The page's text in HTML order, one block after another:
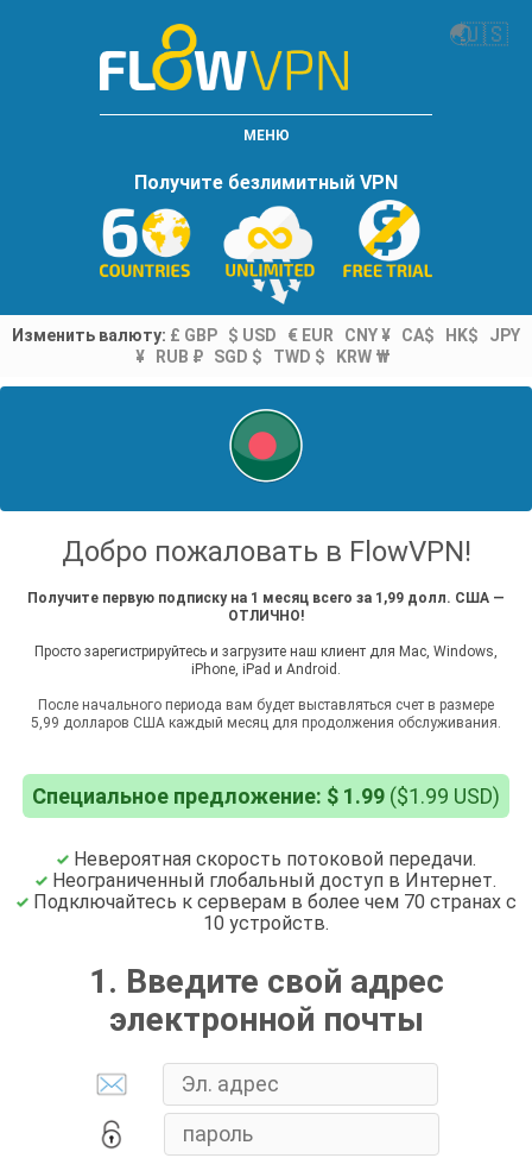
🌏🇺🇸
МЕНЮ
Получите безлимитный VPN
Изменить валюту: £ GBP $ USD € EUR CNY ¥ CA$ HK$
JPY
¥
RUB ₽ SGD $ TWD $ KRW ₩
Добро пожаловать в FlowVPN!
Получите первую подписку на 1 месяц всего за 1,99 долл. США —
ОТЛИЧНО!
Просто зарегистрируйтесь и загрузите наш клиент для Mac, Windows,
iPhone, iPad и Android.
После начального периода вам будет выставляться счет в размере
5,99 долларов США каждый месяц для продолжения обслуживания.
Специальное предложение: $ 1.99 ($1.99 USD)
Невероятная скорость потоковой передачи.
Неограниченный глобальный доступ в Интернет.
Подключайтесь к серверам в более чем 70 странах с
10 устройств.
1. Введите свой адрес
электронной почты